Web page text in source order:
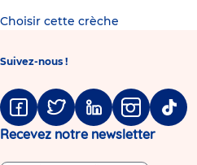
Choisir cette crèche
Suivez-nous !
FacebookTwitter LinkedinInstagramTiktok
Recevez notre newsletter